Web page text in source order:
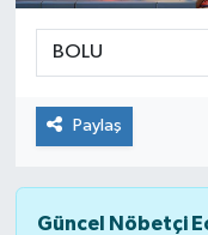
Paylaş
Güncel Nöbetçi